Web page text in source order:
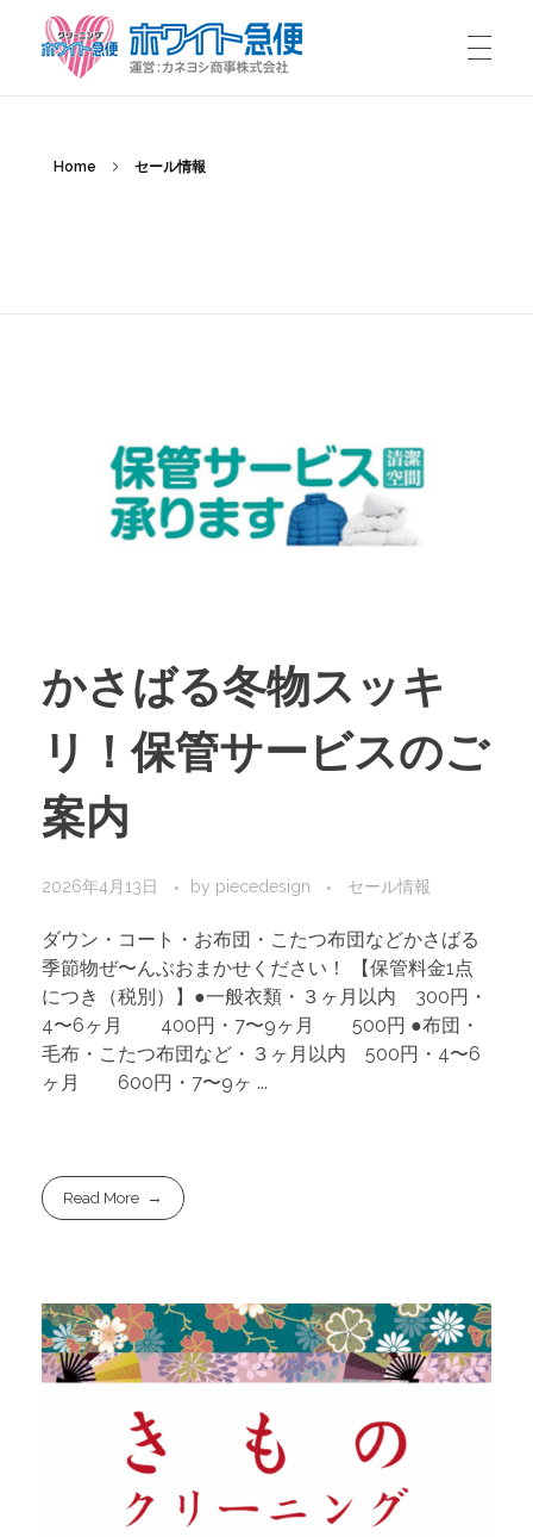
Home セール情報
かさばる冬物スッキ
リ！保管サービスのご
案内
2026年4月13日 by piecedesign セール情報
ダウン・コート・お布団・こたつ布団などかさばる
季節物ぜ〜んぶおまかせください！ 【保管料金1点
につき（税別）】●一般衣類・３ヶ月以内 300円・
4〜6ヶ月 400円・7〜9ヶ月 500円 ●布団・
毛布・こたつ布団など・３ヶ月以内 500円・4〜6
ヶ月 600円・7〜9ヶ ...
Read More